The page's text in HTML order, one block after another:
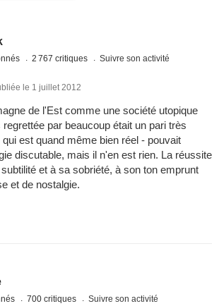
2 767 critiques Suivre son activité
le 1 juillet 2012
de l'Est comme une société utopique
par beaucoup était un pari très
est quand même bien réel - pouvait
discutable, mais il n'en est rien. La réussite
et à sa sobriété, à son ton emprunt
et de nostalgie.
700 critiques Suivre son activité